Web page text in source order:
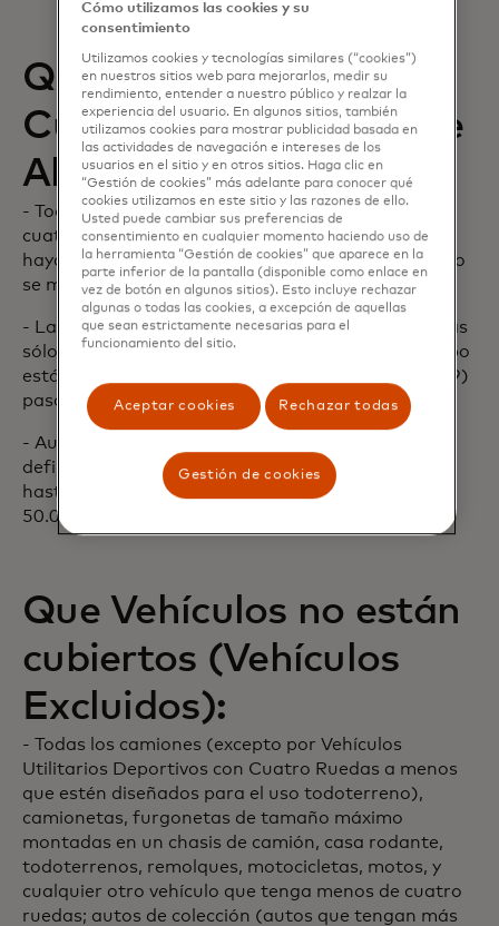
Que Vehículos están
Cubiertos (“Vehículo de
Alquiler”):
- Todos los vehículos motorizados terrestres con
cuatro o más ruedas, que la Persona Asegurada
haya alquilado durante el Período de Alquiler, como
se muestra en la hora del Contrato de Alquiler.
- La Cobertura se proporciona para las camionetas
sólo si éstas son camionetas estándares con equipo
estándar y diseñadas con capacidad para nueve (9)
pasajeros o menos.
- Autos de Lujo o exóticos que cumplan con la
definición de Vehículo de Alquiler están cubiertos
hasta un monto de beneficio máximo de USD†
50.000.
Que Vehículos no están
cubiertos (Vehículos
Excluidos):
- Todas los camiones (excepto por Vehículos
Utilitarios Deportivos con Cuatro Ruedas a menos
que estén diseñados para el uso todoterreno),
camionetas, furgonetas de tamaño máximo
montadas en un chasis de camión, casa rodante,
todoterrenos, remolques, motocicletas, motos, y
cualquier otro vehículo que tenga menos de cuatro
ruedas; autos de colección (autos que tengan más
Cómo utilizamos las cookies y su
consentimiento
Utilizamos cookies y tecnologías similares (“cookies”)
en nuestros sitios web para mejorarlos, medir su
rendimiento, entender a nuestro público y realzar la
experiencia del usuario. En algunos sitios, también
utilizamos cookies para mostrar publicidad basada en
las actividades de navegación e intereses de los
usuarios en el sitio y en otros sitios. Haga clic en
“Gestión de cookies” más adelante para conocer qué
cookies utilizamos en este sitio y las razones de ello.
Usted puede cambiar sus preferencias de
consentimiento en cualquier momento haciendo uso de
la herramienta “Gestión de cookies” que aparece en la
parte inferior de la pantalla (disponible como enlace en
vez de botón en algunos sitios). Esto incluye rechazar
algunas o todas las cookies, a excepción de aquellas
que sean estrictamente necesarias para el
funcionamiento del sitio.
Aceptar cookies Rechazar todas
Gestión de cookies